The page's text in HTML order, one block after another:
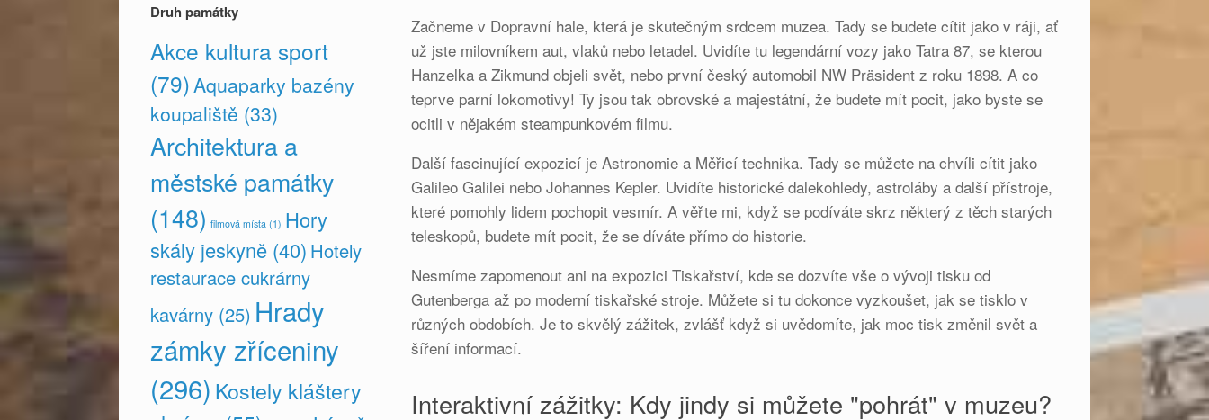
Začneme v Dopravní hale, která je skutečným srdcem muzea. Tady se budete cítit jako v ráji, ať
už jste milovníkem aut, vlaků nebo letadel. Uvidíte tu legendární vozy jako Tatra 87, se kterou
Hanzelka a Zikmund objeli svět, nebo první český automobil NW Präsident z roku 1898. A co
teprve parní lokomotivy! Ty jsou tak obrovské a majestátní, že budete mít pocit, jako byste se
ocitli v nějakém steampunkovém filmu.
Další fascinující expozicí je Astronomie a Měřicí technika. Tady se můžete na chvíli cítit jako
Galileo Galilei nebo Johannes Kepler. Uvidíte historické dalekohledy, astroláby a další přístroje,
které pomohly lidem pochopit vesmír. A věřte mi, když se podíváte skrz některý z těch starých
teleskopů, budete mít pocit, že se díváte přímo do historie.
Nesmíme zapomenout ani na expozici Tiskařství, kde se dozvíte vše o vývoji tisku od
Gutenberga až po moderní tiskařské stroje. Můžete si tu dokonce vyzkoušet, jak se tisklo v
různých obdobích. Je to skvělý zážitek, zvlášť když si uvědomíte, jak moc tisk změnil svět a
šíření informací.
Interaktivní zážitky: Kdy jindy si můžete "pohrát" v muzeu?
Druh památky
Akce kultura sport
(79)Aquaparky bazény
koupaliště (33)
Architektura a
městské památky
(148) filmová místa (1) Hory
skály jeskyně (40) Hotely
restaurace cukrárny
kavárny (25) Hrady
zámky zříceniny
(296) Kostely kláštery